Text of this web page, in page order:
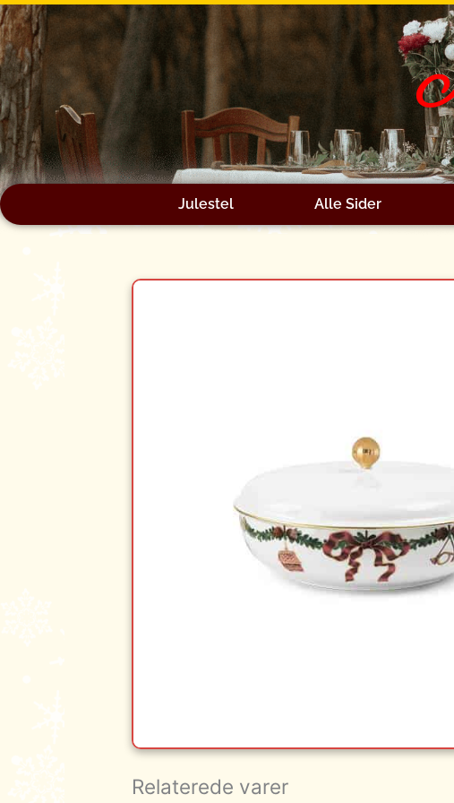
Gå
til
indholdet
Julestel Alle Sider
Relaterede varer